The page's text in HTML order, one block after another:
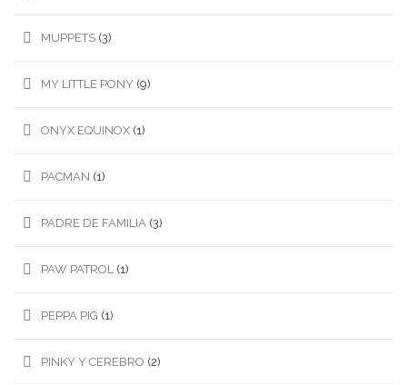
MUPPETS (3)
MY LITTLE PONY (9)
ONYX EQUINOX (1)
PACMAN (1)
PADRE DE FAMILIA (3)
PAW PATROL (1)
PEPPA PIG (1)
PINKY Y CEREBRO (2)